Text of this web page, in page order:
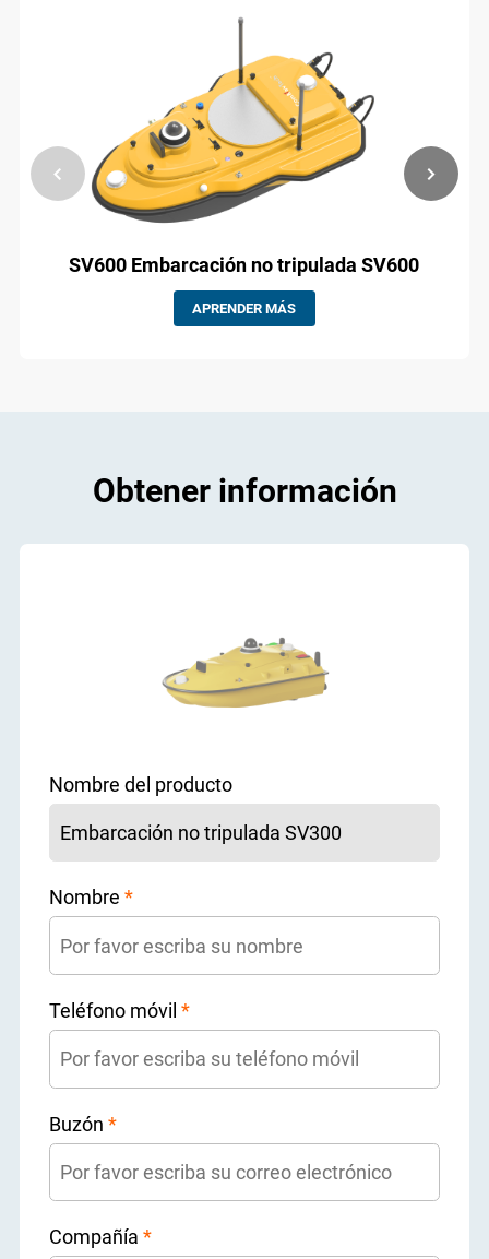
SV600 Embarcación no tripulada SV600
APRENDER MÁS
Obtener información
Nombre del producto
Nombre *
Teléfono móvil *
Buzón *
Compañía *